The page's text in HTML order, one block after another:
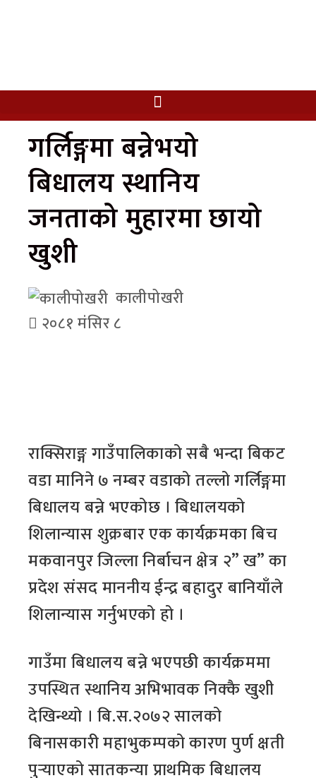
गर्लिङ्गमा बन्नेभयो
बिधालय स्थानिय
जनताको मुहारमा छायो
खुशी
कालीपोखरी
२०८१ मंसिर ८
राक्सिराङ्ग गाउँपालिकाको सबै भन्दा बिकट
वडा मानिने ७ नम्बर वडाको तल्लो गर्लिङ्गमा
बिधालय बन्ने भएकोछ । बिधालयको
शिलान्यास शुक्रबार एक कार्यक्रमका बिच
मकवानपुर जिल्ला निर्बाचन क्षेत्र २” ख” का
प्रदेश संसद माननीय ईन्द्र बहादुर बानियाँले
शिलान्यास गर्नुभएको हो ।
गाउँमा बिधालय बन्ने भएपछी कार्यक्रममा
उपस्थित स्थानिय अभिभावक निक्कै खुशी
देखिन्थ्यो । बि.स.२०७२ सालको
बिनासकारी महाभुकम्पको कारण पुर्ण क्षती
पुर्‍याएको सातकन्या प्राथमिक बिधालय